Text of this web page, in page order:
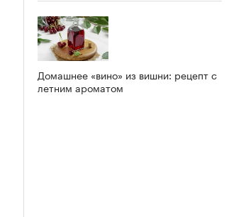
Домашнее «вино» из вишни: рецепт с
летним ароматом